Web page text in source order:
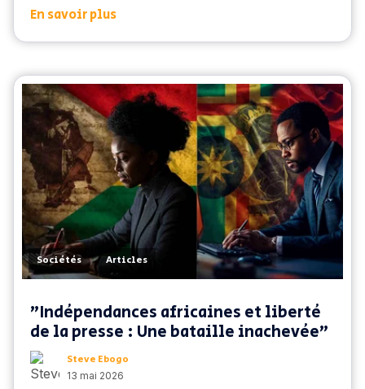
En savoir plus
Sociétés , Articles
"Indépendances africaines et liberté
de la presse : Une bataille inachevée"
Steve Ebogo
13 mai 2026